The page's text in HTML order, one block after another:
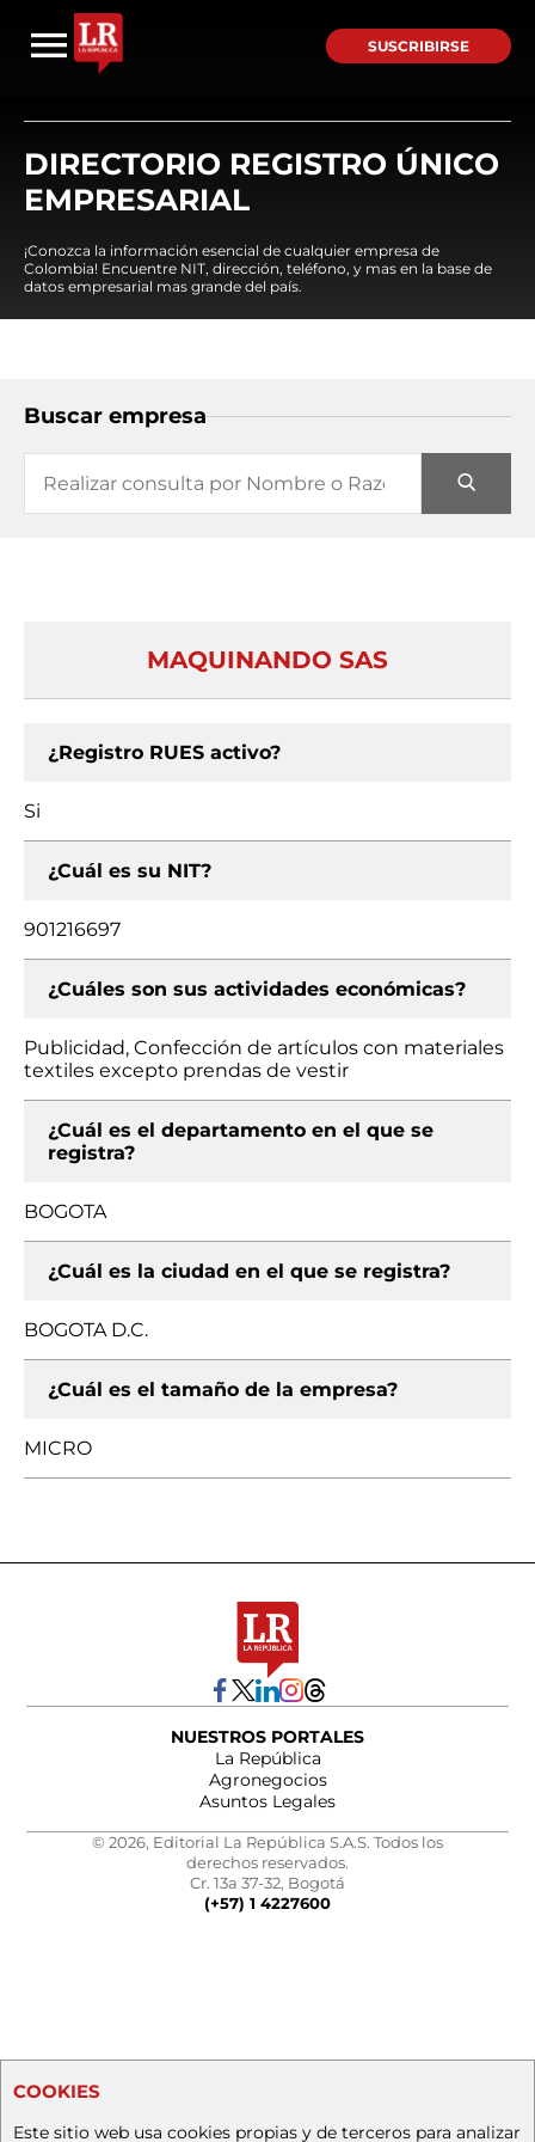
SUSCRIBIRSE
DIRECTORIO REGISTRO ÚNICO
EMPRESARIAL
¡Conozca la información esencial de cualquier empresa de
Colombia! Encuentre NIT, dirección, teléfono, y mas en la base de
datos empresarial mas grande del país.
Buscar empresa
MAQUINANDO SAS
¿Registro RUES activo?
Si
¿Cuál es su NIT?
901216697
¿Cuáles son sus actividades económicas?
Publicidad, Confección de artículos con materiales
textiles excepto prendas de vestir
¿Cuál es el departamento en el que se
registra?
BOGOTA
¿Cuál es la ciudad en el que se registra?
BOGOTA D.C.
¿Cuál es el tamaño de la empresa?
MICRO
NUESTROS PORTALES
La República
Agronegocios
Asuntos Legales
© 2026, Editorial La República S.A.S. Todos los
derechos reservados.
Cr. 13a 37-32, Bogotá
(+57) 1 4227600
COOKIES
Este sitio web usa cookies propias y de terceros para analizar